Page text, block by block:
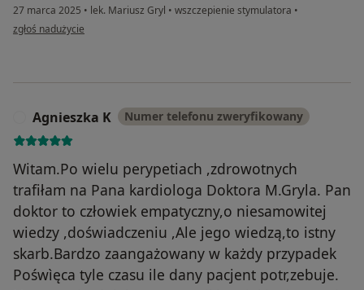
27 marca 2025 • lek. Mariusz Gryl • wszczepienie stymulatora •
w opinii użytkownika Jolanta
zgłoś nadużycie
Agnieszka K Numer telefonu zweryfikowany
Witam.Po wielu perypetiach ,zdrowotnych
trafiłam na Pana kardiologa Doktora M.Gryla. Pan
doktor to człowiek empatyczny,o niesamowitej
wiedzy ,doświadczeniu ,Ale jego wiedzą,to istny
skarb.Bardzo zaangażowany w każdy przypadek
Pośwìęca tyle czasu ile dany pacjent potr,zebuje.